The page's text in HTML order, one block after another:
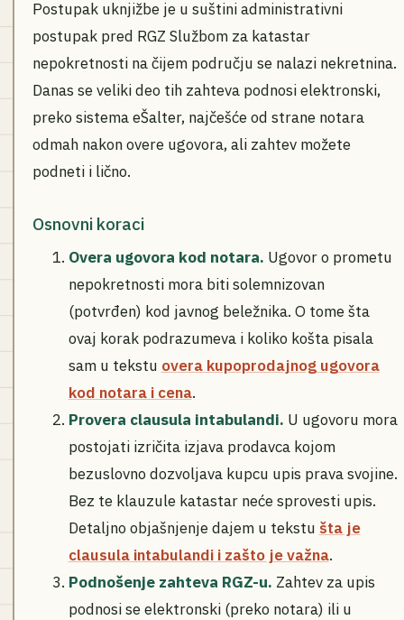
Postupak uknjižbe je u suštini administrativni
postupak pred RGZ Službom za katastar
nepokretnosti na čijem području se nalazi nekretnina.
Danas se veliki deo tih zahteva podnosi elektronski,
preko sistema eŠalter, najčešće od strane notara
odmah nakon overe ugovora, ali zahtev možete
podneti i lično.
Osnovni koraci
Overa ugovora kod notara. Ugovor o prometu
nepokretnosti mora biti solemnizovan
(potvrđen) kod javnog beležnika. O tome šta
ovaj korak podrazumeva i koliko košta pisala
sam u tekstu overa kupoprodajnog ugovora
kod notara i cena.
Provera clausula intabulandi. U ugovoru mora
postojati izričita izjava prodavca kojom
bezuslovno dozvoljava kupcu upis prava svojine.
Bez te klauzule katastar neće sprovesti upis.
Detaljno objašnjenje dajem u tekstu šta je
clausula intabulandi i zašto je važna.
Podnošenje zahteva RGZ-u. Zahtev za upis
podnosi se elektronski (preko notara) ili u